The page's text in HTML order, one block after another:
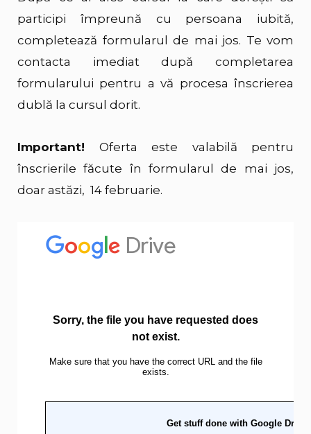
participi împreună cu persoana iubită,
completează formularul de mai jos. Te vom
contacta imediat după completarea
formularului pentru a vă procesa înscrierea
dublă la cursul dorit.
Important! Oferta este valabilă pentru
înscrierile făcute în formularul de mai jos,
doar astăzi, 14 februarie.